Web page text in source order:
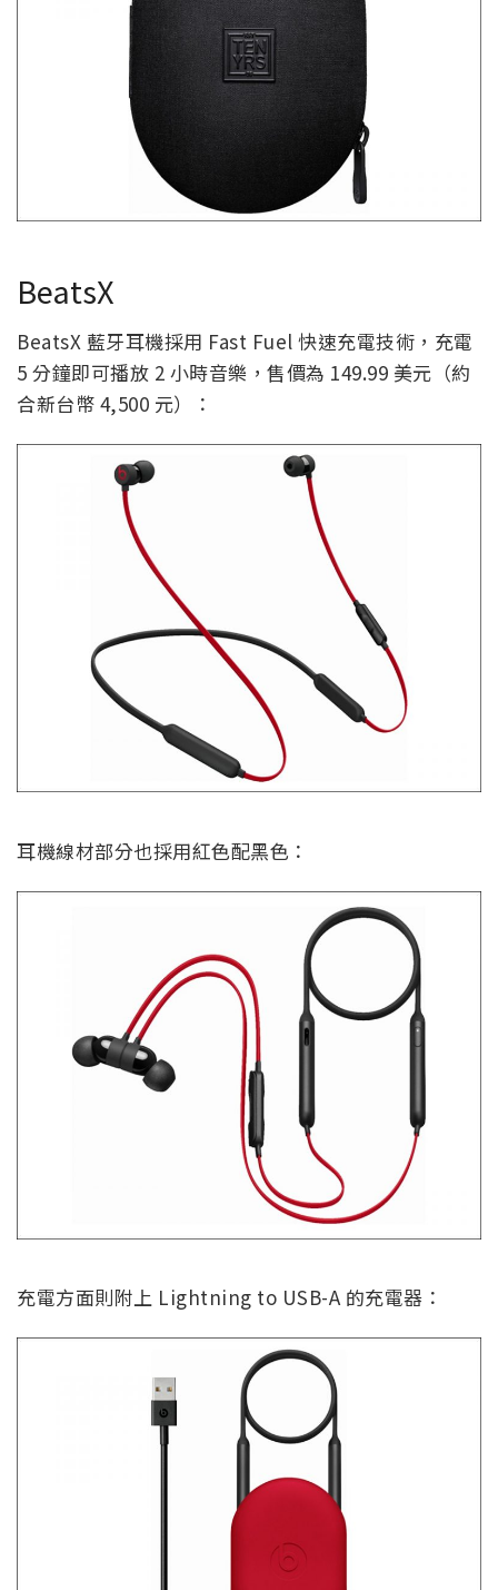
BeatsX
BeatsX 藍牙耳機採用 Fast Fuel 快速充電技術，充電
5 分鐘即可播放 2 小時音樂，售價為 149.99 美元（約
合新台幣 4,500 元）：
耳機線材部分也採用紅色配黑色：
充電方面則附上 Lightning to USB-A 的充電器：